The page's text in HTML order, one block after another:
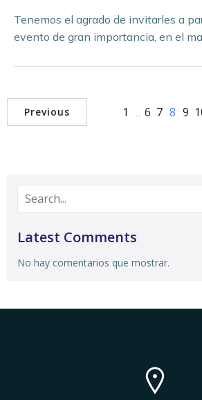
Tenemos el agrado de invitarles a
evento de gran importancia, en el
Previous 1 … 6 7 8 9
Latest Comments
No hay comentarios que mostrar.